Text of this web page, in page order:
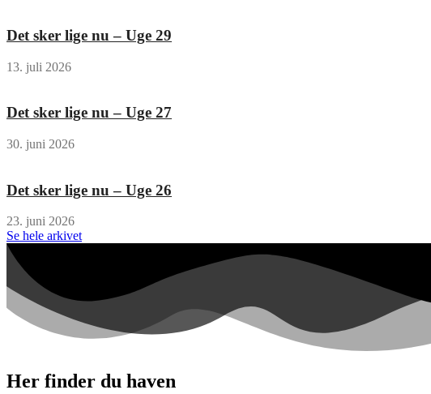
Det sker lige nu – Uge 29
13. juli 2026
Det sker lige nu – Uge 27
30. juni 2026
Det sker lige nu – Uge 26
23. juni 2026
Se hele arkivet
Her finder du haven